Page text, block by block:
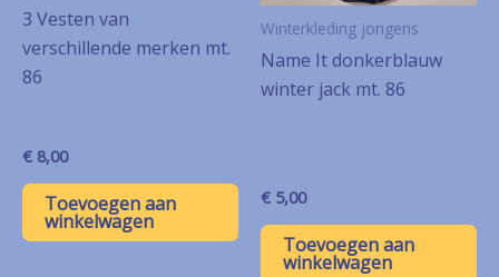
3 Vesten van
verschillende merken mt.
86
€ 8,00
Toevoegen aan
winkelwagen
Winterkleding jongens
Name It donkerblauw
winter jack mt. 86
€ 5,00
Toevoegen aan
winkelwagen